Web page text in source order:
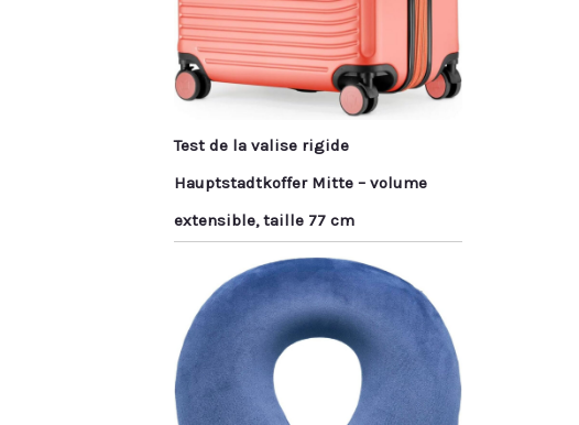
Test de la valise rigide
Hauptstadtkoffer Mitte – volume
extensible, taille 77 cm